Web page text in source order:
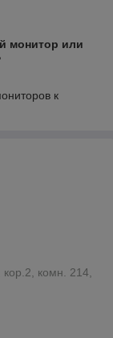
монитор или
к
комн. 214,